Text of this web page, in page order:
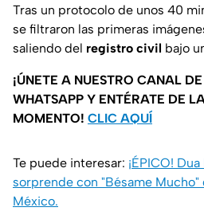
Tras un protocolo de unos 40
se filtraron las primeras
saliendo del registro civil bajo
¡ÚNETE A NUESTRO CANAL
WHATSAPP Y ENTÉRATE DE
MOMENTO! CLIC AQUÍ
Te puede interesar: ¡ÉPICO!
sorprende con "Bésame
México.